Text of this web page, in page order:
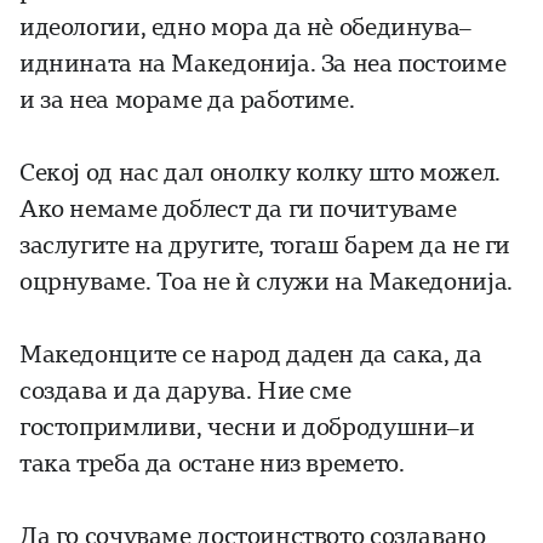
идеологии, едно мора да нè обединува–
иднината на Македонија. За неа постоиме
и за неа мораме да работиме.
Секој од нас дал онолку колку што можел.
Ако немаме доблест да ги почитуваме
заслугите на другите, тогаш барем да не ги
оцрнуваме. Тоа не ѝ служи на Македонија.
Македонците се народ даден да сака, да
создава и да дарува. Ние сме
гостопримливи, чесни и добродушни–и
така треба да остане низ времето.
Да го сочуваме достоинството создавано